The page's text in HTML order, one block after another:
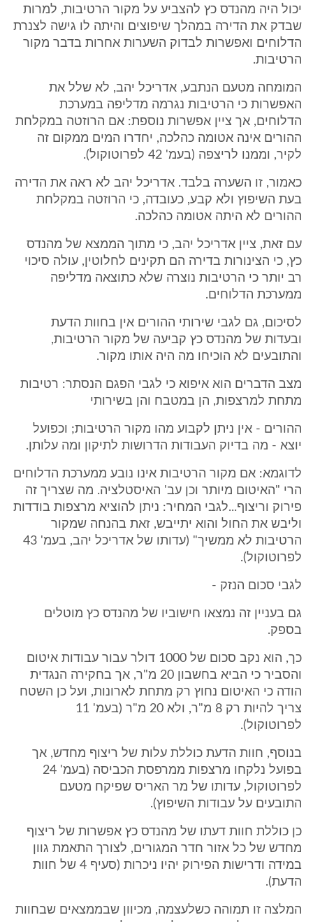
יכול היה מהנדס כץ להצביע על מקור הרטיבות, למרות
שבדק את הדירה במהלך שיפוצים והיתה לו גישה לצנרת
הדלוחים ואפשרות לבדוק השערות אחרות בדבר מקור
הרטיבות.
המומחה מטעם הנתבע, אדריכל יהב, לא שלל את
האפשרות כי הרטיבות נגרמה מדליפה במערכת
הדלוחים, אך ציין אפשרות נוספת: אם הרוזטה במקלחת
ההורים אינה אטומה כהלכה, יחדרו המים ממקום זה
לקיר, וממנו לריצפה (בעמ' 42 לפרוטוקול).
כאמור, זו השערה בלבד. אדריכל יהב לא ראה את הדירה
בעת השיפוץ ולא קבע, כעובדה, כי הרוזטה במקלחת
ההורים לא היתה אטומה כהלכה.
עם זאת, ציין אדריכל יהב, כי מתוך הממצא של מהנדס
כץ, כי הצינורות בדירה הם תקינים לחלוטין, עולה סיכוי
רב יותר כי הרטיבות נוצרה שלא כתוצאה מדליפה
ממערכת הדלוחים.
לסיכום, גם לגבי שירותי ההורים אין בחוות הדעת
ובעדות של מהנדס כץ קביעה של מקור הרטיבות,
והתובעים לא הוכיחו מה היה אותו מקור.
מצב הדברים הוא איפוא כי לגבי הפגם הנסתר: רטיבות
מתחת למרצפות, הן במטבח והן בשירותי
ההורים - אין ניתן לקבוע מהו מקור הרטיבות; וכפועל
יוצא - מה בדיוק העבודות הדרושות לתיקון ומה עלותן.
לדוגמא: אם מקור הרטיבות אינו נובע ממערכת הדלוחים
הרי "האיטום מיותר וכן עב' האיסטלציה. מה שצריך זה
פירוק וריצוף...לגבי המחיר: ניתן להוציא מרצפות בודדות
וליבש את החול והוא יתייבש, זאת בהנחה שמקור
הרטיבות לא ממשיך" (עדותו של אדריכל יהב, בעמ' 43
לפרוטוקול).
לגבי סכום הנזק -
גם בעניין זה נמצאו חישוביו של מהנדס כץ מוטלים
בספק.
כך, הוא נקב סכום של 1000 דולר עבור עבודות איטום
והסביר כי הביא בחשבון 20 מ"ר, אך בחקירה הנגדית
הודה כי האיטום נחוץ רק מתחת לארונות, ועל כן השטח
צריך להיות רק 8 מ"ר, ולא 20 מ"ר (בעמ' 11
לפרוטוקול).
בנוסף, חוות הדעת כוללת עלות של ריצוף מחדש, אך
בפועל נלקחו מרצפות ממרפסת הכביסה (בעמ' 24
לפרוטוקול, עדותו של מר האריס שפיקח מטעם
התובעים על עבודות השיפוץ).
כן כוללת חוות דעתו של מהנדס כץ אפשרות של ריצוף
מחדש של כל אזור חדר המגורים, לצורך התאמת גוון
במידה ודרישות הפירוק יהיו ניכרות (סעיף 4 של חוות
הדעת).
המלצה זו תמוהה כשלעצמה, מכיוון שבממצאים שבחוות